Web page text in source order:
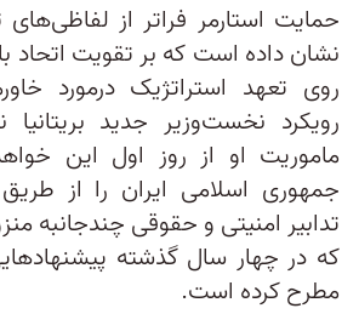
حمایت استارمر فراتر از
نشان داده است که بر تقویت اتحاد
روی تعهد استراتژیک درمورد
رویکرد نخست‌وزیر جدید
ماموریت او از روز اول این
جمهوری اسلامی ایران را از
تدابیر امنیتی و حقوقی چندجانبه
که در چهار سال گذشته
مطرح کرده است.